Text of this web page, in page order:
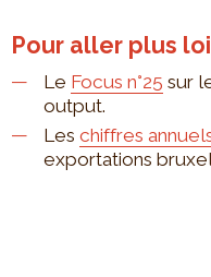
Pour aller plus
Le Focus n°25 sur
output.
Les chiffres
exportations